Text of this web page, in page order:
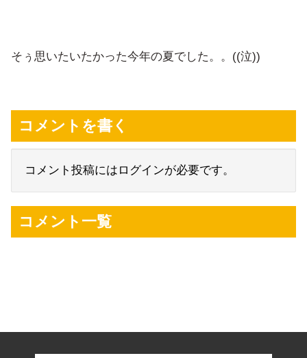
そぅ思いたいたかった今年の夏でした。。((泣))
コメントを書く
コメント投稿にはログインが必要です。
コメント一覧